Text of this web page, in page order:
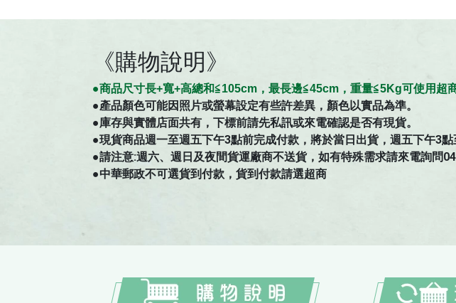
《購物說明》
●商品尺寸長+寬+高總和≦105cm，最長邊≦45cm，重量≦5Kg可使用超
●產品顏色可能因照片或螢幕設定有些許差異，顏色以實品為準。
●庫存與實體店面共有，下標前請先私訊或來電確認是否有現貨。
●現貨商品週一至週五下午3點前完成付款，將於當日出貨，週五下午3
●請注意:週六、週日及夜間貨運廠商不送貨，如有特殊需求請來電詢問
●中華郵政不可選貨到付款，貨到付款請選超商